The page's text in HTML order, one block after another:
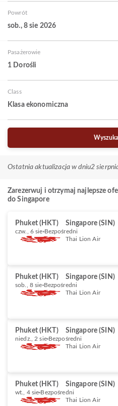
Powrót
sob., 8 sie 2026
Pasażerowie
1 Dorośli
Class
Klasa ekonomiczna
Ostatnia aktualizacja w dniu2
Zarezerwuj i otrzymaj najlepsze
do Singapore
Phuket (HKT) Singapore (SIN)
czw., 6 sie Bezpośredni
Thai Lion Air
Phuket (HKT) Singapore (SIN)
sob., 8 sie Bezpośredni
Thai Lion Air
Phuket (HKT) Singapore (SIN)
niedz., 2 sie Bezpośredni
Thai Lion Air
Phuket (HKT) Singapore (SIN)
wt., 4 sie Bezpośredni
Thai Lion Air